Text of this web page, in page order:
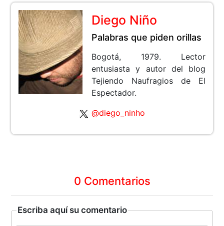
Diego Niño
Palabras que piden orillas
Bogotá, 1979. Lector
entusiasta y autor del blog
Tejiendo Naufragios de El
Espectador.
@diego_ninho
0 Comentarios
Escriba aquí su comentario